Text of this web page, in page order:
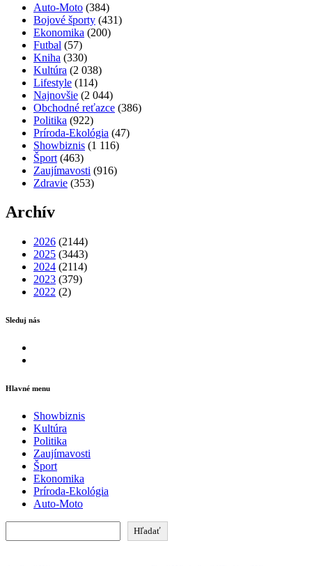
Auto-Moto (384)
Bojové športy (431)
Ekonomika (200)
Futbal (57)
Kniha (330)
Kultúra (2 038)
Lifestyle (114)
Najnovšie (2 044)
Obchodné reťazce (386)
Politika (922)
Príroda-Ekológia (47)
Showbiznis (1 116)
Šport (463)
Zaujímavosti (916)
Zdravie (353)
Archív
2026 (2144)
2025 (3443)
2024 (2114)
2023 (379)
2022 (2)
Sleduj nás
Hlavné menu
Showbiznis
Kultúra
Politika
Zaujímavosti
Šport
Ekonomika
Príroda-Ekológia
Auto-Moto
Hľadať